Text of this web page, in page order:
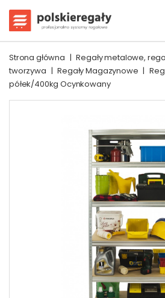
Strona główna | Regały metalowe,
tworzywa | Regały Magazynowe |
półek/400kg Ocynkowany